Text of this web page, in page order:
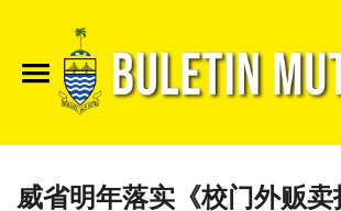
威省明年落实《校门外贩